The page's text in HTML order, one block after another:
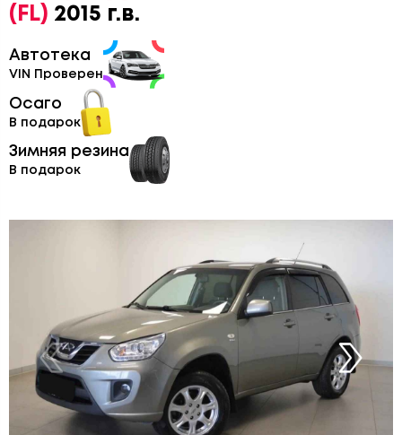
(FL) 2015 г.в.
Автотека
VIN Проверен
Осаго
В подарок
Зимняя резина
В подарок